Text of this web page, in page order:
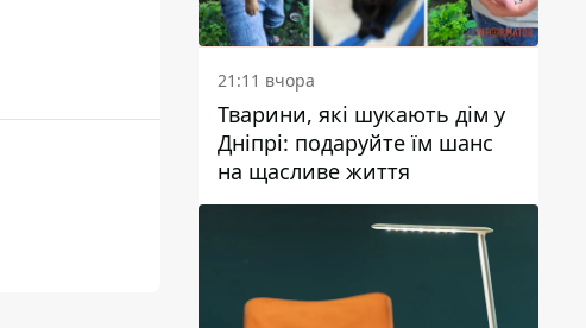
21:11 вчора
Тварини, які шукають дім у
Дніпрі: подаруйте їм шанс
на щасливе життя